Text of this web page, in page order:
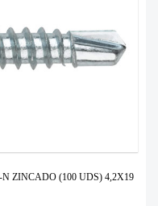
ZINCADO (100 UDS) 4,2X19